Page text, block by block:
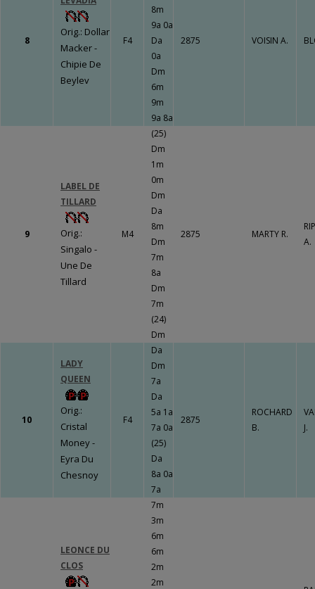
Un travail
gigantesque qui
va porter ses
Fermer
LE BOURG
Fermer
8
Orig.: Dollar
Macker -
Chipie De
Beylev
F4
8m
9a 0a
Da
0a
Dm
6m
9m
9a 8a
2875 VOISIN A.
9
LABEL DE
TILLARD
Orig.:
Singalo -
Une De
Tillard
M4
(25)
Dm
1m
0m
Dm
Da
8m
Dm
7m
8a
Dm
7m
(24)
Dm
2875 MARTY R.
A.
10
LADY
QUEEN
Orig.:
Cristal
Money -
Eyra Du
Chesnoy
F4
Da
Dm
7a
Da
5a 1a
7a 0a
(25)
Da
8a 0a
7a
2875
ROCHARD
B.
J.
LEONCE DU
CLOS
7m
3m
6m
6m
2m
2m